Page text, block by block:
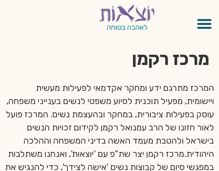
מרכז רקמן
המרכז מתרגם ידע ומחקר אקדמאי לפעילות מעשית
ויישומית, מפעיל תוכנית לסיוע משפטי לנשים בענייני משפחה,
עוסק בפעילות ציבורית, במחקר ובהעצמת נשים. המרכז פועל
לאור חזונו של הרב עמנואל רקמן לקידום זכויות הנשים
בישראל ולהטבת מעמד האשה בדיני המשפחה וההלכה
היהודית.מרכז רקמן יצר שת"פ עם 'יוצאות', ואנחנו משתלבות
במפגשי סיום של קבוצות נשים 'אישה לצידך', כדי להנגיש את